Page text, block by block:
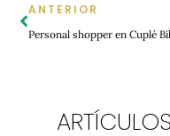
ANTERIOR
Personal shopper en Cuplé